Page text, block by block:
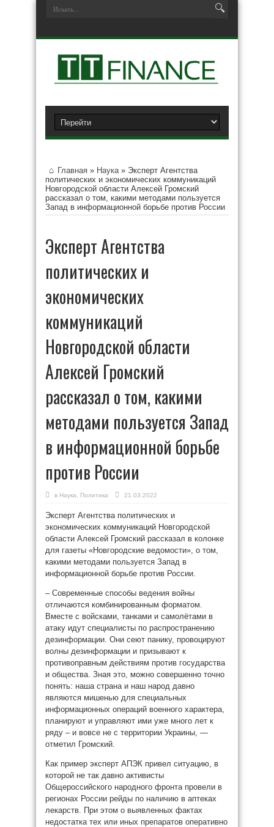
Главная » Наука» Эксперт Агентства
политических и экономических коммуникаций
Новгородской области Алексей Громский
рассказал о том, какими методами пользуется
Запад в информационной борьбе против России
Эксперт Агентства
политических и
экономических
коммуникаций
Новгородской области
Алексей Громский
рассказал о том, какими
методами пользуется Запад
в информационной борьбе
против России
в Наука Политика 21.03.2022
Эксперт Агентства политических и
экономических коммуникаций Новгородской
области Алексей Громский рассказал в колонке
для газеты «Новгородские ведомости», о том,
какими методами пользуется Запад в
информационной борьбе против России.
– Современные способы ведения войны
отличаются комбинированным форматом.
Вместе с войсками, танками и самолётами в
атаку идут специалисты по распространению
дезинформации. Они сеют панику, провоцируют
волны дезинформации и призывают к
противоправным действиям против государства
и общества. Зная это, можно совершенно точно
понять: наша страна и наш народ давно
являются мишенью для специальных
информационных операций военного характера,
планируют и управляют ими уже много лет к
ряду – и вовсе не с территории Украины, —
отметил Громский.
Как пример эксперт АПЭК привел ситуацию, в
которой не так давно активисты
Общероссийского народного фронта провели в
регионах России рейды по наличию в аптеках
лекарств. При этом о выявленных фактах
недостатка тех или иных препаратов оперативно